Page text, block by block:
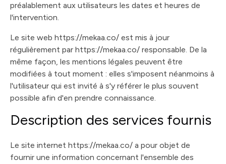
préalablement aux utilisateurs les dates et heures de
l'intervention.
Le site web https://mekaa.co/ est mis à jour
régulièrement par https://mekaa.co/ responsable. De la
même façon, les mentions légales peuvent être
modifiées à tout moment : elles s'imposent néanmoins à
l'utilisateur qui est invité à s'y référer le plus souvent
possible afin d'en prendre connaissance.
Description des services fournis
Le site internet https://mekaa.co/ a pour objet de
fournir une information concernant l'ensemble des